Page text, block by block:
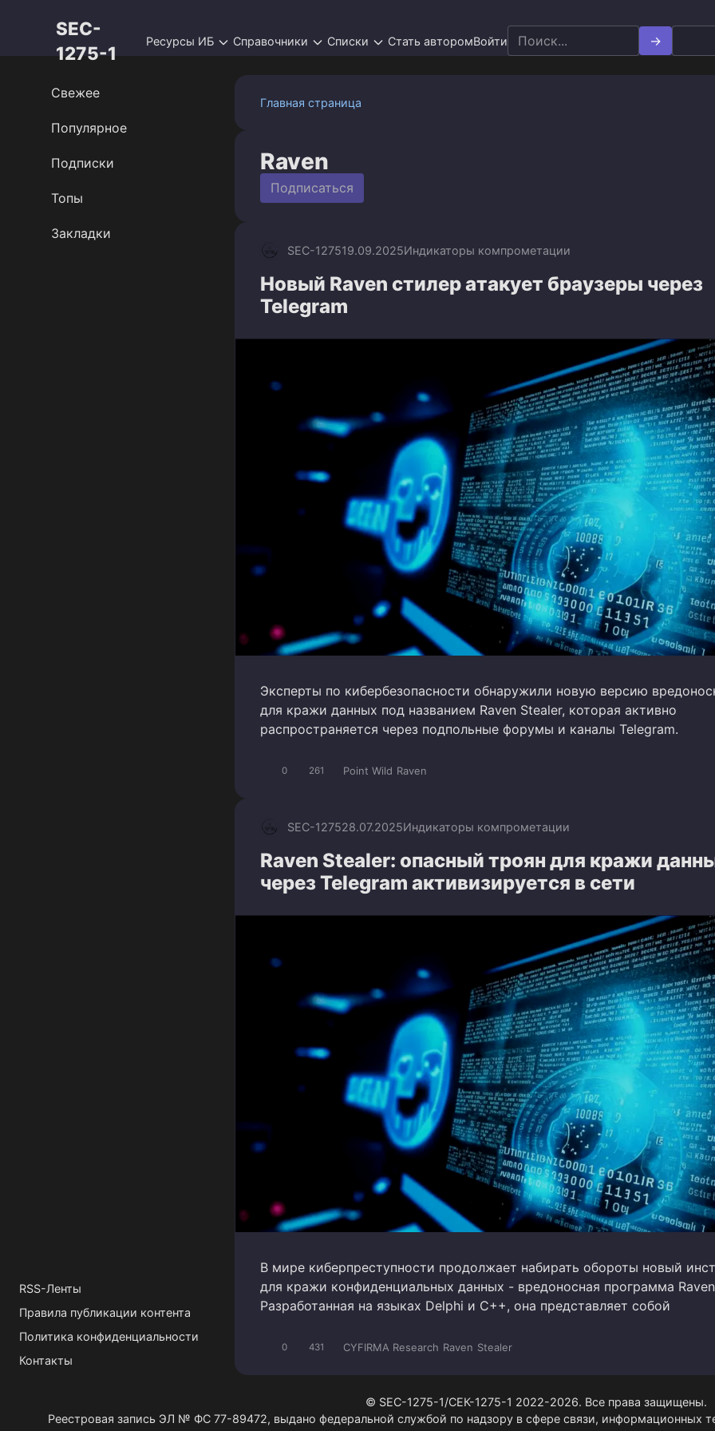
SEC-
1275-1
Ресурсы ИБ Справочники Списки Стать авторомВойти
Search
for:
Главная страница
Raven
Подписаться
SEC-127519.09.2025Индикаторы компрометации
Новый Raven стилер атакует браузеры через
Telegram
Эксперты по кибербезопасности обнаружили новую версию
для кражи данных под названием Raven Stealer, которая активно
распространяется через подпольные форумы и каналы Telegram.
0 261 Point Wild Raven
SEC-127528.07.2025Индикаторы компрометации
Raven Stealer: опасный троян для кражи
через Telegram активизируется в сети
В мире киберпреступности продолжает набирать обороты новый
для кражи конфиденциальных данных - вредоносная программа
Разработанная на языках Delphi и C++, она представляет собой
0 431 CYFIRMA Research Raven Stealer
Свежее
Популярное
Подписки
Топы
Закладки
RSS-Ленты
Правила публикации контента
Политика конфиденциальности
Контакты
© SEC-1275-1/СЕК-1275-1 2022-2026. Все права защищены.
Реестровая запись ЭЛ № ФС 77-89472, выдано федеральной службой по надзору в сфере связи, информационных